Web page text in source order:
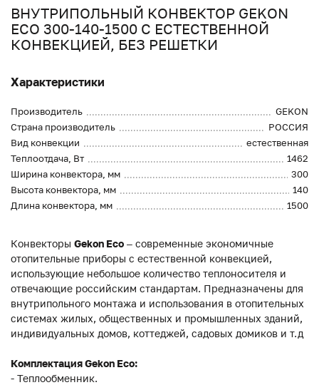
ВНУТРИПОЛЬНЫЙ КОНВЕКТОР GEKON
ECO 300-140-1500 С ЕСТЕСТВЕННОЙ
КОНВЕКЦИЕЙ, БЕЗ РЕШЕТКИ
Характеристики
Производитель
GEKON
Страна производитель
РОССИЯ
Вид конвекции
естественная
Теплоотдача, Вт
1462
Ширина конвектора, мм
300
Высота конвектора, мм
140
Длина конвектора, мм
1500
Конвекторы Gekon Eco – современные экономичные
отопительные приборы с естественной конвекцией,
использующие небольшое количество теплоносителя и
отвечающие российским стандартам. Предназначены для
внутрипольного монтажа и использования в отопительных
системах жилых, общественных и промышленных зданий,
индивидуальных домов, коттеджей, садовых домиков и т.д
Комплектация Gekon Eco:
- Теплообменник.